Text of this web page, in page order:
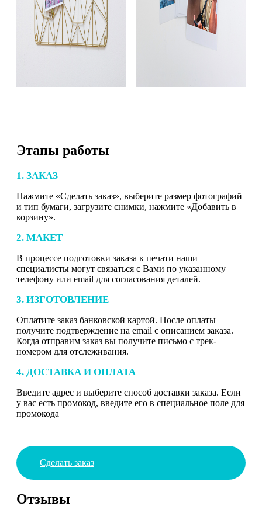
Этапы работы
1. ЗАКАЗ
Нажмите «Сделать заказ», выберите размер фотографий
и тип бумаги, загрузите снимки, нажмите «Добавить в
корзину».
2. МАКЕТ
В процессе подготовки заказа к печати наши
специалисты могут связаться с Вами по указанному
телефону или email для согласования деталей.
3. ИЗГОТОВЛЕНИЕ
Оплатите заказ банковской картой. После оплаты
получите подтверждение на email с описанием заказа.
Когда отправим заказ вы получите письмо с трек-
номером для отслеживания.
4. ДОСТАВКА И ОПЛАТА
Введите адрес и выберите способ доставки заказа. Если
у вас есть промокод, введите его в специальное поле для
промокода
Сделать заказ
Отзывы